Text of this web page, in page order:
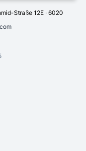
Straße 12E · 6020